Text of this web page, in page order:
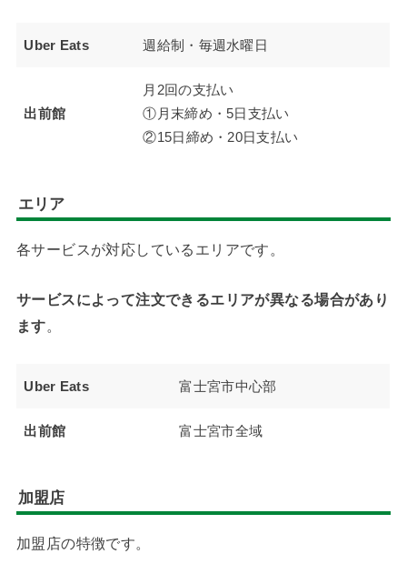
Uber Eats 週給制・毎週水曜日
出前館
月2回の支払い
①月末締め・5日支払い
②15日締め・20日支払い
エリア
各サービスが対応しているエリアです。
サービスによって注文できるエリアが異なる場合があり
ます。
Uber Eats 富士宮市中心部
出前館 富士宮市全域
加盟店
加盟店の特徴です。